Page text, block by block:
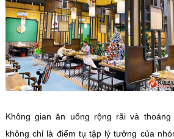
Không gian ăn uống rộng rãi và thoáng
không chỉ là điểm tụ tập lý tưởng của